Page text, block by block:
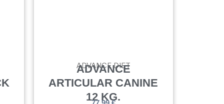
ADVANCE DIET
ADVANCE
ARTICULAR CANINE
12 KG.